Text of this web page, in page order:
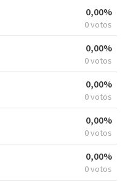
0,00%
0 votos
0,00%
0 votos
0,00%
0 votos
0,00%
0 votos
0,00%
0 votos